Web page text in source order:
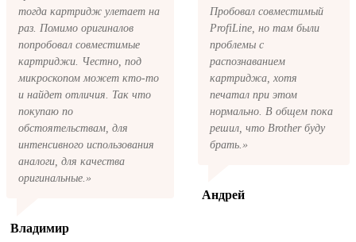
пожалуйста, свяжитесь с нами через сервис
обратная связь, или позвоните.
тогда картридж улетает на
раз. Помимо оригиналов
попробовал совместимые
картриджи. Честно, под
микроскопом может кто-то
и найдет отличия. Так что
покупаю по
обстоятельствам, для
интенсивного использования
аналоги, для качества
оригинальные.»
Владимир
Пробовал совместимый
ProfiLine, но там были
проблемы с
распознаванием
картриджа, хотя
печатал при этом
нормально. В общем пока
решил, что Brother буду
брать.»
Андрей